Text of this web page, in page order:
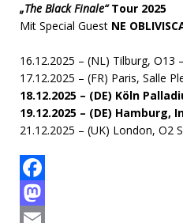
„The Black Finale“Tour 2025
Mit Special Guest NE
16.12.2025 – (NL) Tilburg, O13
17.12.2025 – (FR) Paris, Salle
18.12.2025 – (DE) Köln
19.12.2025 – (DE) Hamburg,
21.12.2025 – (UK) London, O2
F
aM